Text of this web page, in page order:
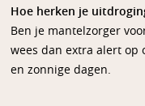
Hoe herken je
Ben je mantelzorger
wees dan extra alert op
en zonnige dagen.